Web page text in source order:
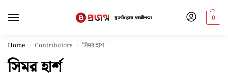
0
Home / Contributors / সিমর হার্শ
সিমর হার্শ